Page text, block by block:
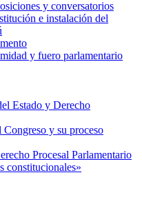
y conversatorios
e instalación del
y fuero parlamentario
Estado y Derecho
y su proceso
Procesal Parlamentario
constitucionales»